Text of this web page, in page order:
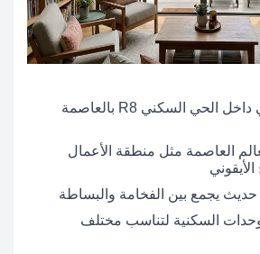
موقع استراتيجي داخل الحي السكني R8 بالعاصمة
العاصمة مثل منطقة الأعمال
يجمع بين الفخامة والبساطة
السكنية لتناسب مختلف